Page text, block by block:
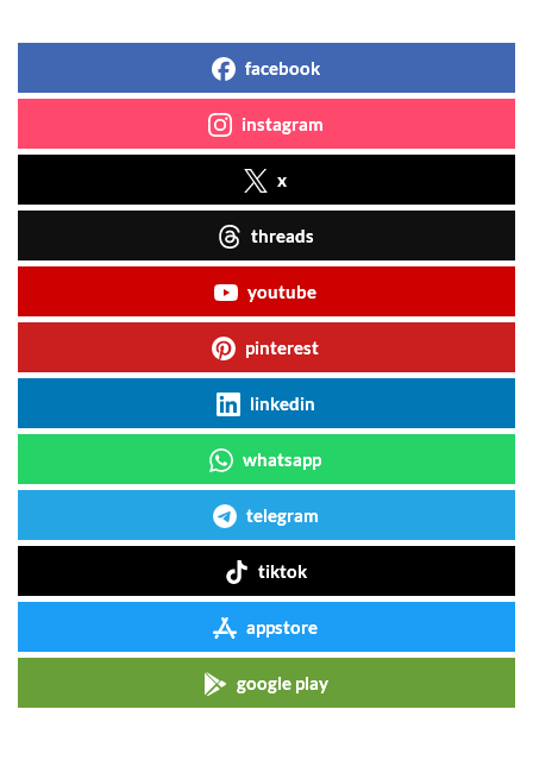
facebook
instagram
x
threads
youtube
pinterest
linkedin
whatsapp
telegram
tiktok
appstore
google play